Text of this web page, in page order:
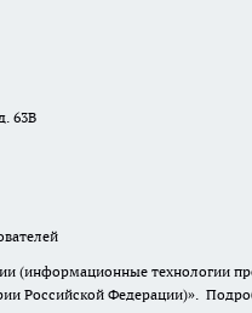
63В
технологии
Российской Федерации)».